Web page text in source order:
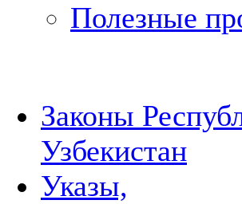
Полезные
Законы
Узбекистан
Указы,